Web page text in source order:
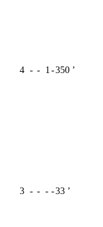
4 - - 1 -350 ʼ
3 - - - -33 ʼ